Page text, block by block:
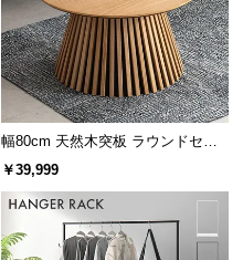
幅80cm 天然木突板 ラウンドセン
ターテーブル 美しい格子デザイン
￥39,999